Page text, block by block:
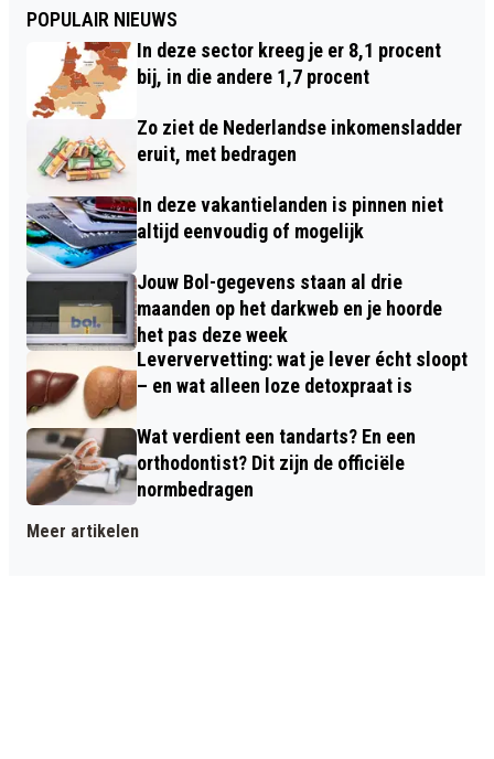
POPULAIR NIEUWS
In deze sector kreeg je er 8,1 procent
bij, in die andere 1,7 procent
Zo ziet de Nederlandse inkomensladder
eruit, met bedragen
In deze vakantielanden is pinnen niet
altijd eenvoudig of mogelijk
Jouw Bol-gegevens staan al drie
maanden op het darkweb en je hoorde
het pas deze week
Leververvetting: wat je lever écht sloopt
– en wat alleen loze detoxpraat is
Wat verdient een tandarts? En een
orthodontist? Dit zijn de officiële
normbedragen
Meer artikelen